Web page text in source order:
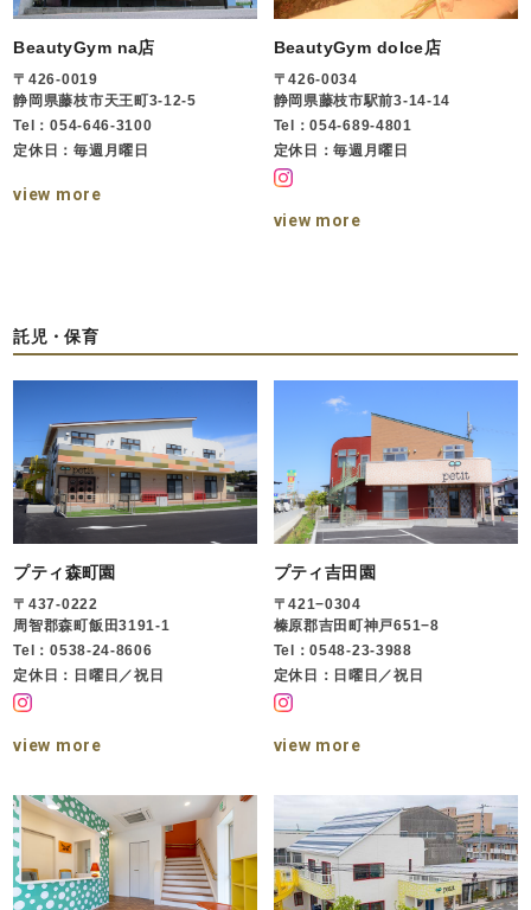
BeautyGym na店
〒426-0019
静岡県藤枝市天王町3-12-5
Tel：054-646-3100
定休日：毎週月曜日
view more
BeautyGym dolce店
〒426-0034
静岡県藤枝市駅前3-14-14
Tel：054-689-4801
定休日：毎週月曜日
view more
託児・保育
プティ森町園
〒437-0222
周智郡森町飯田3191-1
Tel：0538-24-8606
定休日：日曜日／祝日
view more
プティ吉田園
〒421−0304
榛原郡吉田町神戸651−8
Tel：0548-23-3988
定休日：日曜日／祝日
view more